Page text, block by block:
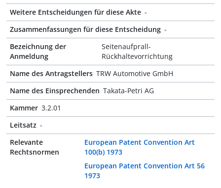
Weitere Entscheidungen für diese Akte -
Zusammenfassungen für diese Entscheidung -
Bezeichnung der
Anmeldung
Seitenaufprall-
Rückhaltevorrichtung
Name des Antragstellers TRW Automotive GmbH
Name des Einsprechenden Takata-Petri AG
Kammer 3.2.01
Leitsatz -
Relevante
Rechtsnormen
European Patent Convention Art
100(b) 1973
European Patent Convention Art 56
1973